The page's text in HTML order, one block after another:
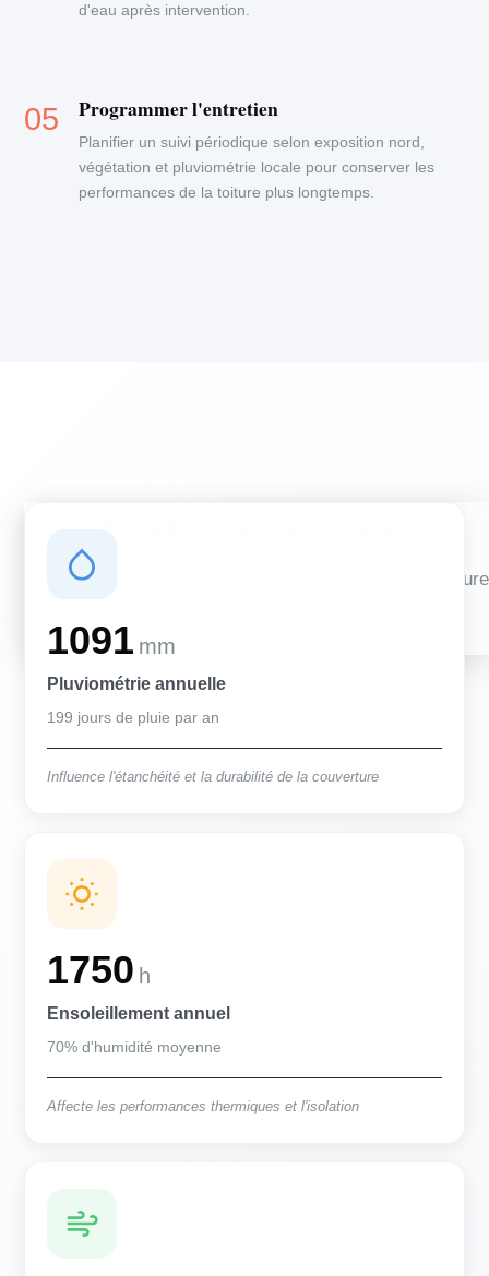
d'eau après intervention.
Programmer l'entretien
Planifier un suivi périodique selon exposition nord,
végétation et pluviométrie locale pour conserver les
performances de la toiture plus longtemps.
Des conditions qui influencent vos travaux de couverture
1091 mm
Pluviométrie annuelle
199 jours de pluie par an
Influence l'étanchéité et la durabilité de la couverture
1750 h
Ensoleillement annuel
70% d'humidité moyenne
Affecte les performances thermiques et l'isolation